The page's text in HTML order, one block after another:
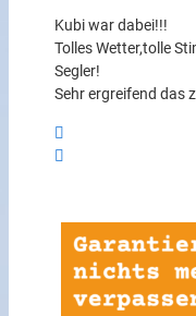
Kubi war dabei!!!
Tolles Wetter,tolle
Segler!
Sehr ergreifend das